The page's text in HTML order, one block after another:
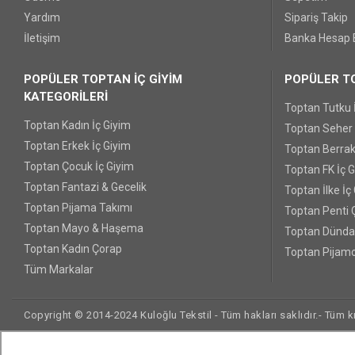
Yardım
İletişim
Sipariş Takip
Banka Hesap
POPÜLER TOPTAN İÇ GİYİM
KATEGORİLERİ
Toptan Kadın İç Giyim
Toptan Erkek İç Giyim
Toptan Çocuk İç Giyim
Toptan Fantazi & Gecelik
Toptan Pijama Takımı
Toptan Mayo & Haşema
Toptan Kadın Çorap
Tüm Markalar
POPÜLER
Toptan Tutku
Toptan Seher
Toptan
Toptan FK İç
Toptan İlke İç
Toptan Penti
Toptan
Toptan
Copyright © 2014-2024 Kuloğlu Tekstil - Tüm hakları saklıdır.-